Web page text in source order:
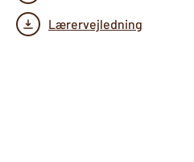
Lærervejledning